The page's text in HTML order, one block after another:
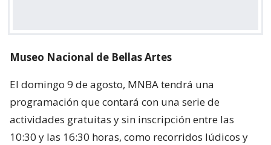
Museo Nacional de Bellas Artes
El domingo 9 de agosto, MNBA tendrá una
programación que contará con una serie de
actividades gratuitas y sin inscripción entre las
10:30 y las 16:30 horas, como recorridos lúdicos y